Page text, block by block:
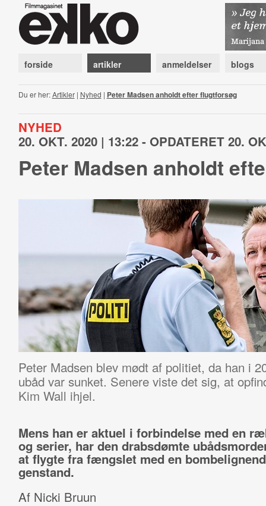
forside artikler anmeldelser blogs
Du er her:Artikler| Nyhed | Peter Madsen anholdt efter flugtforsøg
NYHED
20. OKT. 2020 | 13:22 - OPDATERET 20.
Peter Madsen anholdt
Peter Madsen blev mødt af politiet, da han i
ubåd var sunket. Senere viste det sig, at
Kim Wall ihjel.
Mens han er aktuel i forbindelse med en
og serier, har den drabsdømte
at flygte fra fængslet med en
genstand.
Af Nicki Bruun